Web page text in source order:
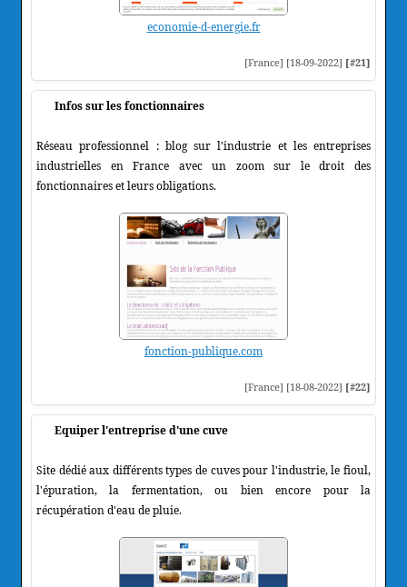
economie-d-energie.fr
[France] [18-09-2022] [#21]
Infos sur les fonctionnaires
Réseau professionnel : blog sur l'industrie et les entreprises
industrielles en France avec un zoom sur le droit des
fonctionnaires et leurs obligations.
fonction-publique.com
[France] [18-08-2022] [#22]
Equiper l'entreprise d'une cuve
Site dédié aux différents types de cuves pour l'industrie, le fioul,
l'épuration, la fermentation, ou bien encore pour la
récupération d'eau de pluie.